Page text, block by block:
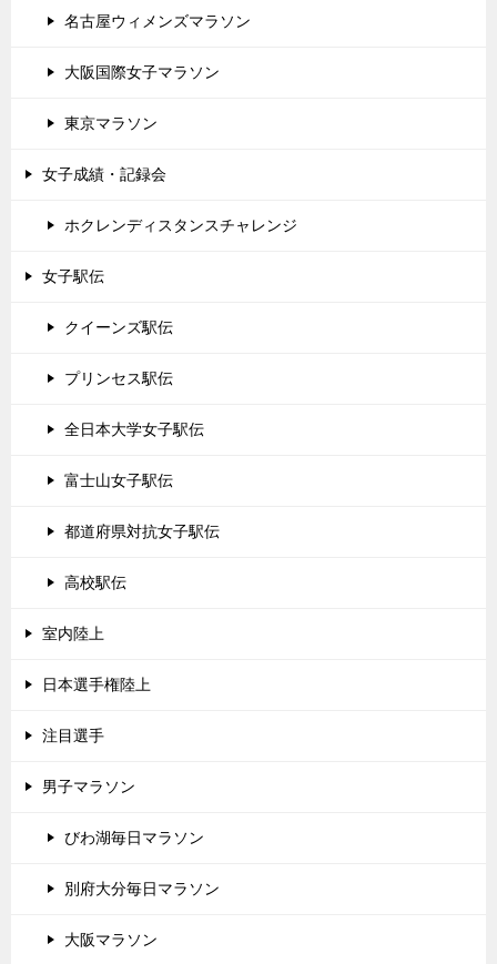
名古屋ウィメンズマラソン
大阪国際女子マラソン
東京マラソン
女子成績・記録会
ホクレンディスタンスチャレンジ
女子駅伝
クイーンズ駅伝
プリンセス駅伝
全日本大学女子駅伝
富士山女子駅伝
都道府県対抗女子駅伝
高校駅伝
室内陸上
日本選手権陸上
注目選手
男子マラソン
びわ湖毎日マラソン
別府大分毎日マラソン
大阪マラソン